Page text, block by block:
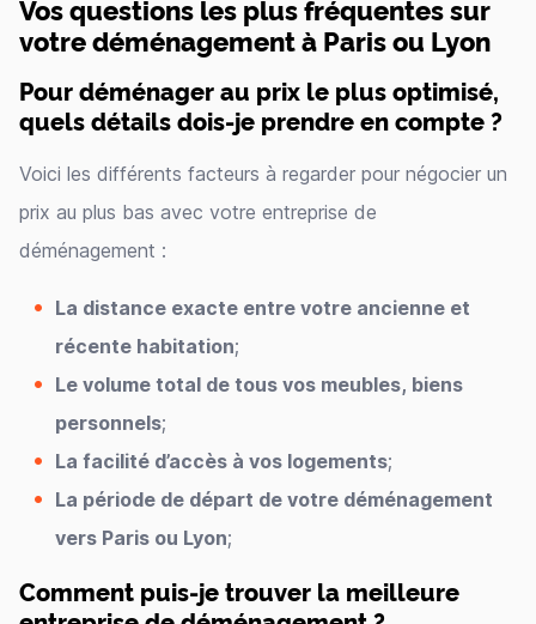
Vos questions les plus fréquentes sur
votre déménagement à Paris ou Lyon
Pour déménager au prix le plus optimisé,
quels détails dois-je prendre en compte ?
Voici les différents facteurs à regarder pour négocier un
prix au plus bas avec votre entreprise de
déménagement :
La distance exacte entre votre ancienne et
récente habitation;
Le volume total de tous vos meubles, biens
personnels;
La facilité d’accès à vos logements;
La période de départ de votre déménagement
vers Paris ou Lyon;
Comment puis-je trouver la meilleure